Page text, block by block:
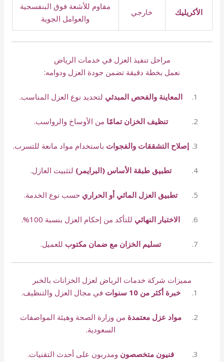
الأكريليك خارجي
مقاوم للأشعة فوق البنفسجية
والعوامل الجوية
مراحل تنفيذ العزل في خدمات الرياض
نعمل بخطة دقيقة تضمن جودة العزل ودوامه:
المعاينة والفحص المبدئي لتحديد نوع العزل المناسب.
تنظيف الخزان تمامًا من الأوساخ والرواسب.
إصلاح التشققات والفجوات باستخدام مواد مانعة للتسرب.
تطبيق طبقة الأساس (البرايمر) لتثبيت العازل.
تطبيق العزل المائي أو الحراري حسب نوع الخدمة.
الاختبار النهائي للتأكد من إحكام العزل بنسبة 100%.
تسليم الخزان مع ضمان مكتوب للعميل.
مميزات شركة خدمات الرياض لعزل الخزانات بالخبر
خبرة أكثر من 10 سنوات
في مجال العزل والتنظيف.
مواد عزل معتمدة من وزارة الصحة وهيئة المواصفات
السعودية.
فنيون متخصصون ومدربون على أحدث التقنيات.